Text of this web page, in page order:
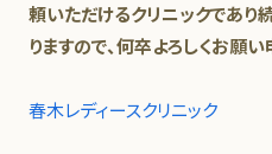
頼いただけるクリニックであり
りますので、何卒よろしくお願い
春木レディースクリニック